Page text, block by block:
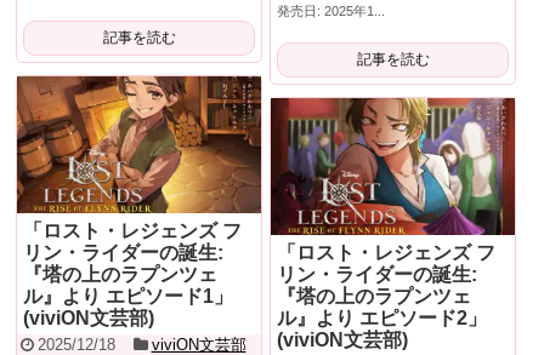
記事を読む
発売日: 2025年1...
記事を読む
「ロスト・レジェンズ フ
リン・ライダーの誕生:
『塔の上のラプンツェ
ル』より エピソード1」
(viviON文芸部)
2025/12/18 viviON文芸部
「ロスト・レジェンズ フ
リン・ライダーの誕生:
『塔の上のラプンツェ
ル』より エピソード2」
(viviON文芸部)